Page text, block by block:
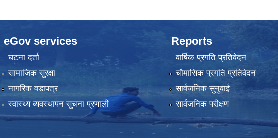
eGov services
घटना दर्ता
सामाजिक सुरक्षा
नागरिक वडापत्र
स्वास्थ्य व्यवस्थापन सुचना प्रणाली
Reports
वार्षिक प्रगति प्रतिवेदन
चौमासिक प्रगति प्रतिवेदन
सार्वजनिक सुनुवाई
सार्वजनिक परीक्षण